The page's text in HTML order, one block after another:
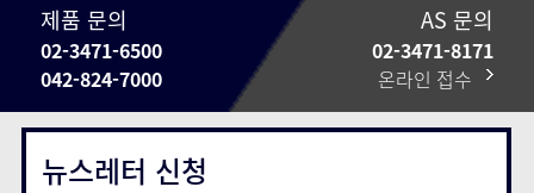
제품 문의
02-3471-6500
042-824-7000
AS 문의
02-3471-8171
온라인 접수
뉴스레터 신청